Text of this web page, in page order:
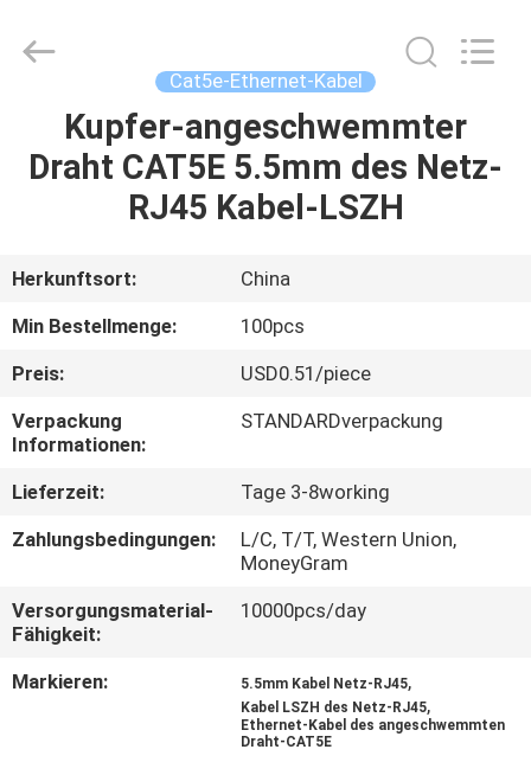
HAUS
PRODUKTE
ÜBER
UNS
FABRIK-
AUSFLUG
QUALITÄTSKONTROLLE
POLICY
Rights
Reserved.
Cat5e-Ethernet-Kabel
Kupfer-angeschwemmter
Draht CAT5E 5.5mm des Netz-
RJ45 Kabel-LSZH
Herkunftsort:
China
Min Bestellmenge:
100pcs
Preis:
USD0.51/piece
Verpackung
Informationen:
STANDARDverpackung
Lieferzeit:
Tage 3-8working
Zahlungsbedingungen:
L/C, T/T, Western Union,
MoneyGram
Versorgungsmaterial-
Fähigkeit:
10000pcs/day
Markieren: 5.5mm Kabel Netz-RJ45,
Kabel LSZH des Netz-RJ45,
Ethernet-Kabel des angeschwemmten
Draht-CAT5E